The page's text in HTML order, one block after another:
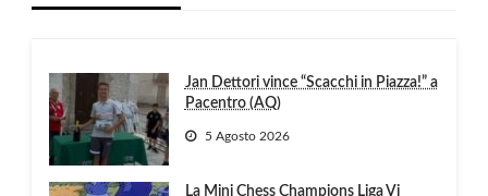
Jan Dettori vince “Scacchi in Piazza!” a
Pacentro (AQ)
5 Agosto 2026
La Mini Chess Champions Liga Vi